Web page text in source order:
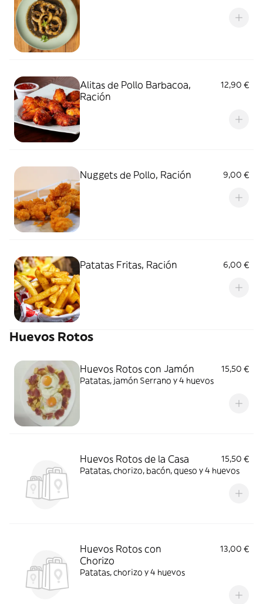
Alitas de Pollo Barbacoa,
Ración
12,90 €
Nuggets de Pollo, Ración 9,00 €
Patatas Fritas, Ración 6,00 €
Huevos Rotos
Huevos Rotos con Jamón
15,50 €
Patatas, jamón Serrano y 4 huevos
Huevos Rotos de la Casa
15,50 €
Patatas, chorizo, bacón, queso y 4 huevos
Huevos Rotos con
Chorizo
13,00 €
Patatas, chorizo y 4 huevos